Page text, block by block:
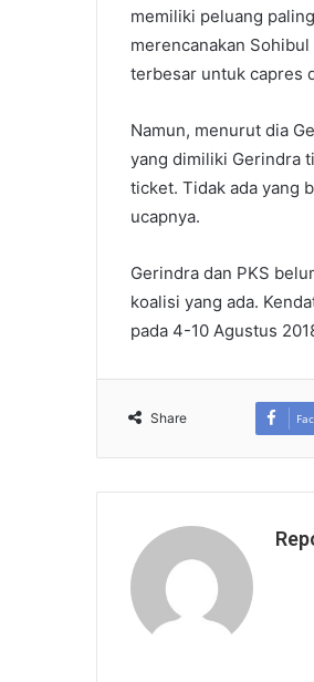
memiliki peluang
merencanakan
terbesar untuk capres
Namun, menurut dia
yang dimiliki Gerindra
ticket. Tidak ada yang
ucapnya.
Gerindra dan PKS
koalisi yang ada.
pada 4-10 Agustus
Share